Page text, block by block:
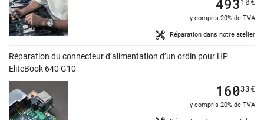
Réparation dans notre atelier
y compris 20% de TVA
Réparation du connecteur d’alimentation d’un ordin pour HP
EliteBook 640 G10
16033€
y compris 20% de TVA